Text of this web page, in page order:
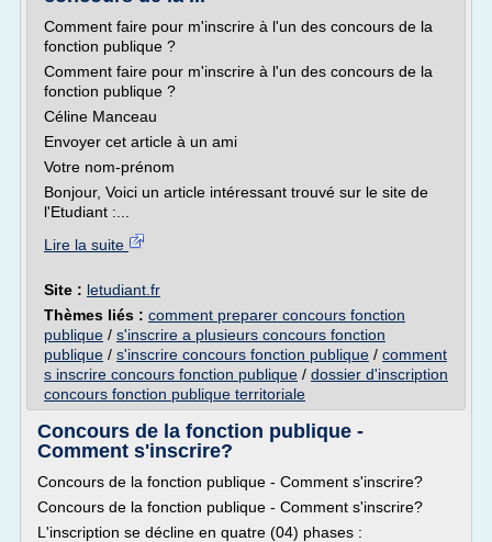
Comment faire pour m'inscrire à l'un des concours de la
fonction publique ?
Comment faire pour m'inscrire à l'un des concours de la
fonction publique ?
Céline Manceau
Envoyer cet article à un ami
Votre nom-prénom
Bonjour, Voici un article intéressant trouvé sur le site de
l'Etudiant :...
Lire la suite
Site : letudiant.fr
Thèmes liés : comment preparer concours fonction
publique / s'inscrire a plusieurs concours fonction
publique / s'inscrire concours fonction publique / comment
s inscrire concours fonction publique / dossier d'inscription
concours fonction publique territoriale
Concours de la fonction publique -
Comment s'inscrire?
Concours de la fonction publique - Comment s'inscrire?
Concours de la fonction publique - Comment s'inscrire?
L'inscription se décline en quatre (04) phases :